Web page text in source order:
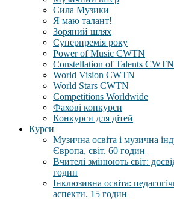
Сила Музики
Я маю талант!
Зоряний шлях
Суперпремія року
Power of Music CWTN
Constellation of Talents CWTN
World Vision CWTN
World Stars CWTN
Competitions Worldwide
Фахові конкурси
Конкурси для дітей
Курси
Музична освіта і музична
Європа, світ. 60 годин
Вчителі змінюють світ:
годин
Інклюзивна освіта:
аспекти. 15 годин